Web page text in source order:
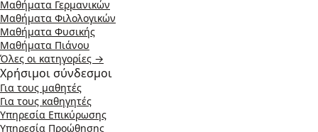
Μαθήματα Γερμανικών
Μαθήματα Φιλολογικών
Μαθήματα Φυσικής
Μαθήματα Πιάνου
Όλες οι κατηγορίες →
Χρήσιμοι σύνδεσμοι
Για τους μαθητές
Για τους καθηγητές
Υπηρεσία Επικύρωσης
Υπηρεσία Προώθησης